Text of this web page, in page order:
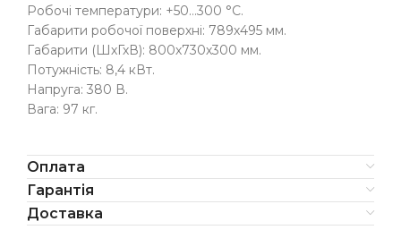
Робочі температури: +50…300 °С.
Габарити робочої поверхні: 789х495 мм.
Габарити (ШхГхВ): 800х730х300 мм.
Потужність: 8,4 кВт.
Напруга: 380 В.
Вага: 97 кг.
Оплата
Гарантія
Доставка